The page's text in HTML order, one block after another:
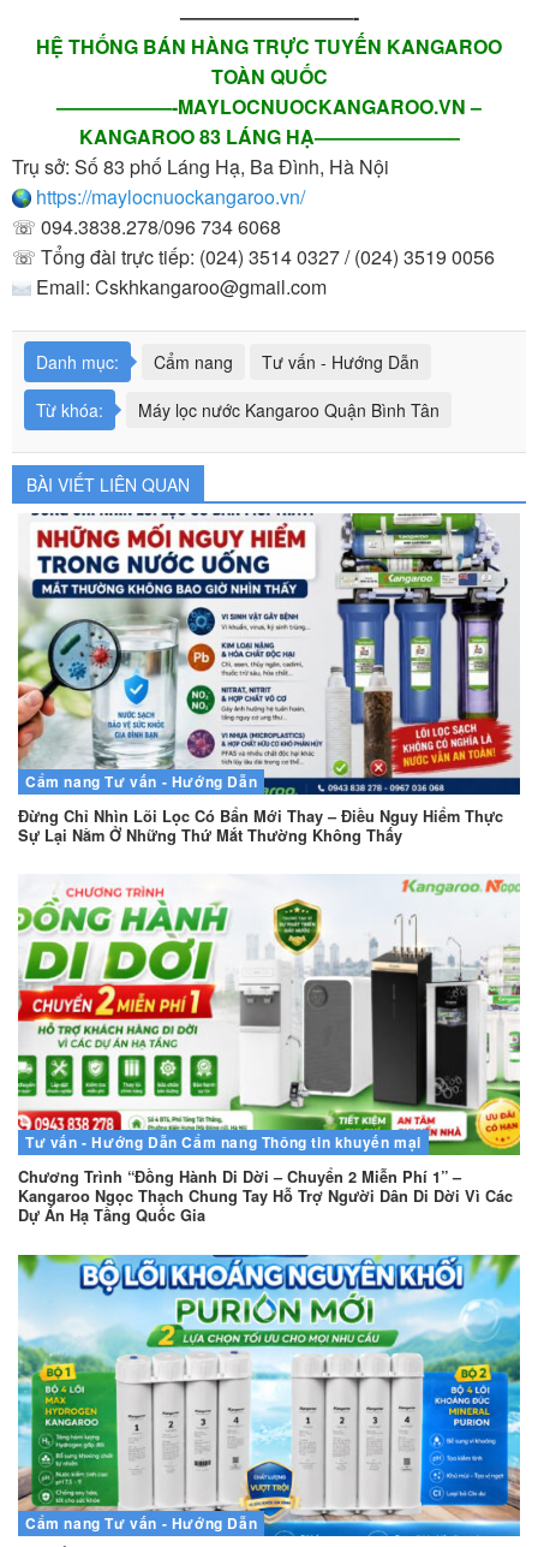
—————————-
HỆ THỐNG BÁN HÀNG TRỰC TUYẾN KANGAROO
TOÀN QUỐC
——————-MAYLOCNUOCKANGAROO.VN –
KANGAROO 83 LÁNG HẠ———————–
Trụ sở: Số 83 phố Láng Hạ, Ba Đình, Hà Nội
https://maylocnuockangaroo.vn/
☏ 094.3838.278/096 734 6068
☏ Tổng đài trực tiếp: (024) 3514 0327 / (024) 3519 0056
Email: Cskhkangaroo@gmail.com
Danh mục: Cẩm nang
Tư vấn - Hướng Dẫn
Từ khóa:
Máy lọc nước Kangaroo Quận Bình Tân
BÀI VIẾT LIÊN QUAN
Cẩm nang Tư vấn - Hướng Dẫn
Đừng Chỉ Nhìn Lõi Lọc Có Bẩn Mới Thay – Điều Nguy Hiểm Thực
Sự Lại Nằm Ở Những Thứ Mắt Thường Không Thấy
Tư vấn - Hướng Dẫn Cẩm nang Thông tin khuyến mại
Chương Trình “Đồng Hành Di Dời – Chuyển 2 Miễn Phí 1” –
Kangaroo Ngọc Thạch Chung Tay Hỗ Trợ Người Dân Di Dời Vì Các
Dự Án Hạ Tầng Quốc Gia
Cẩm nang Tư vấn - Hướng Dẫn